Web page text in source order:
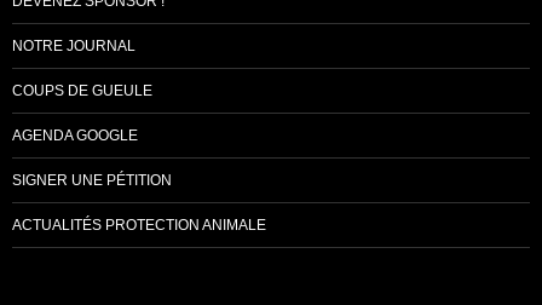
NOTRE JOURNAL
COUPS DE GUEULE
AGENDA GOOGLE
SIGNER UNE PÉTITION
ACTUALITÉS PROTECTION ANIMALE